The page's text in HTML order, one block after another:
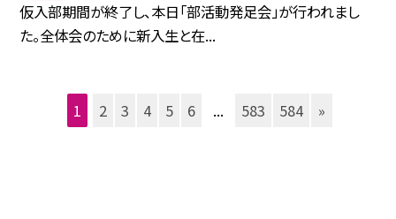
仮入部期間が終了し、本日「部活動発足会」が行われまし
た。全体会のために新入生と在...
1 2 3 4 5 6 ... 583 584 »